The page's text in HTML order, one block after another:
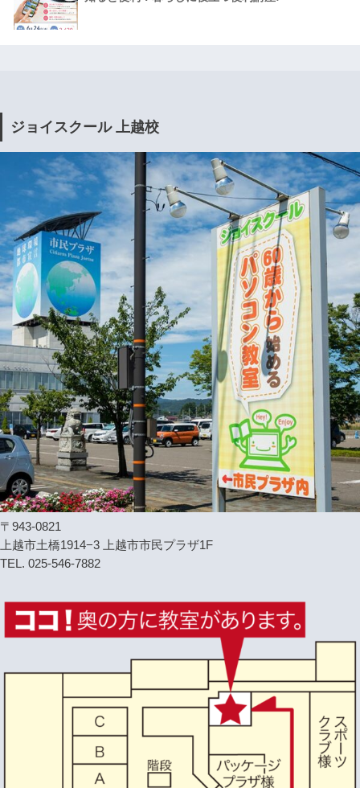
ジョイスクール 上越校
〒943-0821
上越市土橋1914−3 上越市市民プラザ1F
TEL. 025-546-7882